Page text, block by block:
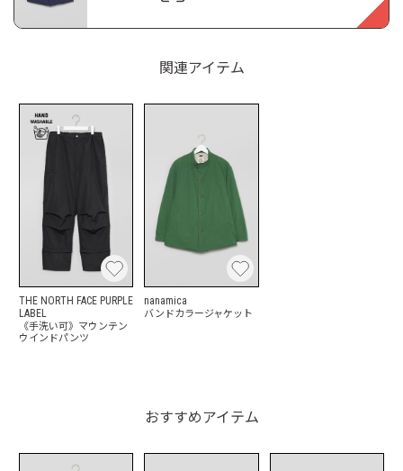
関連アイテム
THE NORTH FACE PURPLE
LABEL
《手洗い可》マウンテン
ウインドパンツ
nanamica
バンドカラージャケット
おすすめアイテム